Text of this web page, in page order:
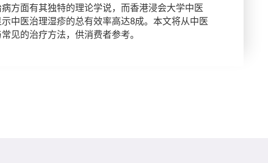
方面有其独特的理论学说，而香港浸会大学中医
中医治理湿疹的总有效率高达8成。本文将从中医
见的治疗方法，供消费者参考。